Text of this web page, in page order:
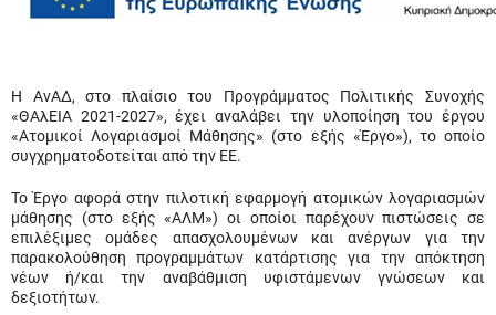
Η ΑνΑΔ, στο πλαίσιο του Προγράμματος Πολιτικής Συνοχής
«ΘΑλΕΙΑ 2021-2027», έχει αναλάβει την υλοποίηση του έργου
«Ατομικοί Λογαριασμοί Μάθησης» (στο εξής «Έργο»), το οποίο
συγχρηματοδοτείται από την ΕΕ.
Το Έργο αφορά στην πιλοτική εφαρμογή ατομικών λογαριασμών
μάθησης (στο εξής «ΑΛΜ») οι οποίοι παρέχουν πιστώσεις σε
επιλέξιμες ομάδες απασχολουμένων και ανέργων για την
παρακολούθηση προγραμμάτων κατάρτισης για την απόκτηση
νέων ή/και την αναβάθμιση υφιστάμενων γνώσεων και
δεξιοτήτων.